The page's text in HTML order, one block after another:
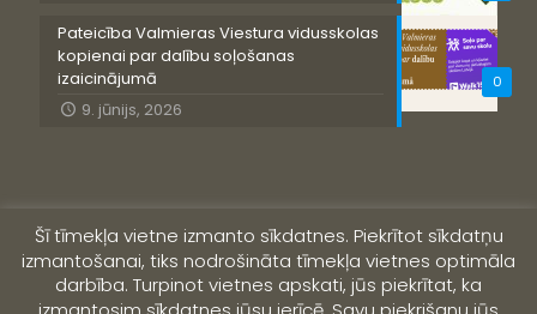
0
Pateicība Valmieras Viestura vidusskolas
kopienai par dalību soļošanas
izaicinājumā
9. jūnijs, 2026
Šī tīmekļa vietne izmanto sīkdatnes. Piekrītot sīkdatņu
izmantošanai, tiks nodrošināta tīmekļa vietnes optimāla
darbība. Turpinot vietnes apskati, jūs piekrītat, ka